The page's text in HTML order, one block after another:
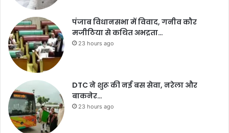
पंजाब विधानसभा में विवाद, गनीव कौर
मजीठिया से कथित अभद्रता…
23 hours ago
DTC ने शुरू की नई बस सेवा, नरेला और
बाकनेर…
23 hours ago